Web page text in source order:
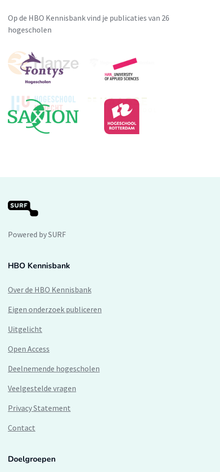
Op de HBO Kennisbank vind je publicaties van 26
hogescholen
Powered by SURF
HBO Kennisbank
Over de HBO Kennisbank
Eigen onderzoek publiceren
Uitgelicht
Open Access
Deelnemende hogescholen
Veelgestelde vragen
Privacy Statement
Contact
Doelgroepen